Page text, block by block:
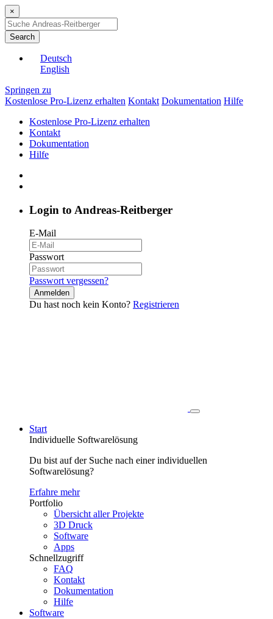
×
Search
Deutsch
English
Springen zu
Kostenlose Pro-Lizenz erhalten Kontakt Dokumentation Hilfe
Kostenlose Pro-Lizenz erhalten
Kontakt
Dokumentation
Hilfe
Login to Andreas-Reitberger
E-Mail
Passwort
Passwort vergessen?
Anmelden
Du hast noch kein Konto? Registrieren
Start
Individuelle Softwarelösung
Du bist auf der Suche nach einer individuellen
Softwarelösung?
Erfahre mehr
Portfolio
Übersicht aller Projekte
3D Druck
Software
Apps
Schnellzugriff
FAQ
Kontakt
Dokumentation
Hilfe
Software